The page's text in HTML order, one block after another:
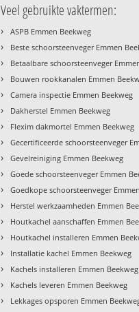
Veel gebruikte vaktermen:
› ASPB Emmen Beekweg
› Beste schoorsteenveger Emmen
› Betaalbare schoorsteenveger
› Bouwen rookkanalen Emmen
› Camera inspectie Emmen Beekweg
› Dakherstel Emmen Beekweg
› Flexim dakmortel Emmen Beekweg
› Gecertificeerde schoorsteenveger
› Gevelreiniging Emmen Beekweg
› Goede schoorsteenveger Emmen
› Goedkope schoorsteenveger
› Herstel werkzaamheden Emmen
› Houtkachel aanschaffen Emmen
› Houtkachel installeren Emmen
› Installatie kachel Emmen Beekweg
› Kachels installeren Emmen Beekweg
› Kachels leveren Emmen Beekweg
› Lekkages opsporen Emmen